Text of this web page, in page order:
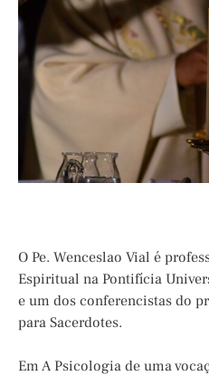
O Pe. Wenceslao Vial é
Espiritual na Pontifícia
e um dos conferencistas do
para Sacerdotes.
Em A Psicologia de uma